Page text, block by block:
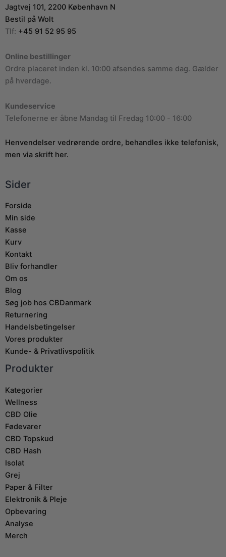
Jagtvej 101, 2200 København N
Bestil på Wolt
Tlf: +45 91 52 95 95
Online bestillinger
Ordre placeret inden kl. 10:00 afsendes samme dag. Gælder
på hverdage.
Kundeservice
Telefonerne er åbne Mandag til Fredag 10:00 - 16:00
Henvendelser vedrørende ordre, behandles ikke telefonisk,
men via skrift her.
Sider
Forside
Min side
Kasse
Kurv
Kontakt
Bliv forhandler
Om os
Blog
Søg job hos CBDanmark
Returnering
Handelsbetingelser
Vores produkter
Kunde- & Privatlivspolitik
Produkter
Kategorier
Wellness
CBD Olie
Fødevarer
CBD Topskud
CBD Hash
Isolat
Grej
Paper & Filter
Elektronik & Pleje
Opbevaring
Analyse
Merch